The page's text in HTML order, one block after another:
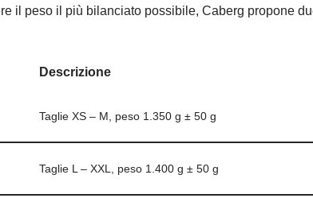
il peso il più bilanciato possibile, Caberg propone
Descrizione
Taglie XS – M, peso 1.350 g ± 50 g
Taglie L – XXL, peso 1.400 g ± 50 g